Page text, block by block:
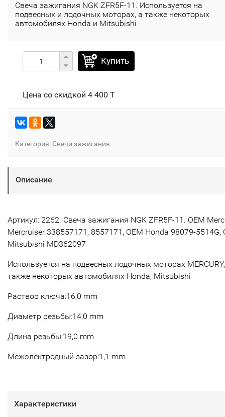
Свеча зажигания NGK ZFR5F-11. Используется на
подвесных и лодочных моторах, а также некоторых
автомобилях Honda и Mitsubishi
Купить
Цена со скидкой 4 400 T
Категория: Свечи зажигания
Описание
Артикул: 2262. Свеча зажигания NGK ZFR5F-11 . OEM
Mercruiser 338557171, 8557171, OEM Honda 98079-5514G,
Mitsubishi MD362097
Используется на подвесных лодочных моторах
также некоторых автомобилях Honda, Mitsubishi
Раствор ключа:16,0 mm
Диаметр резьбы:14,0 mm
Длина резьбы:19,0 mm
Межэлектродный зазор:1,1 mm
Характеристики